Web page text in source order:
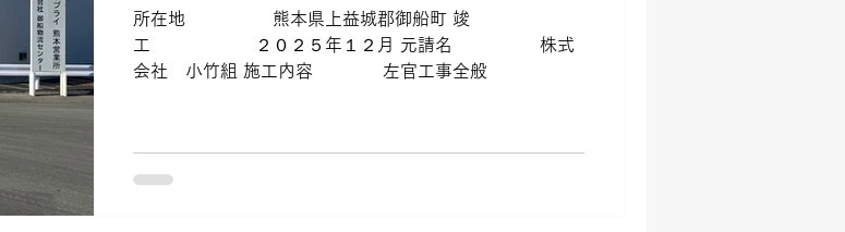
所在地 熊本県上益城郡御船町 竣
工 ２０２５年１２月 元請名 株式
会社 小竹組 施工内容 左官工事全般